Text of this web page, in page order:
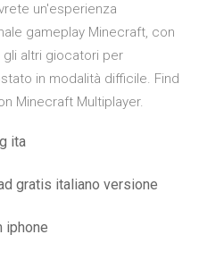
un'esperienza
gameplay Minecraft, con
altri giocatori per
in modalità difficile. Find
Minecraft Multiplayer.
ita
gratis italiano versione
iphone